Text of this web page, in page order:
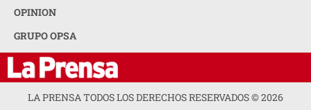
OPINION
GRUPO OPSA
LA PRENSA TODOS LOS DERECHOS RESERVADOS ©2026